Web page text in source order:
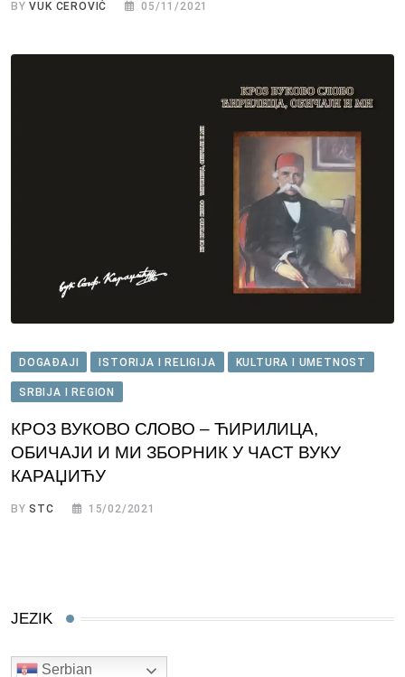
BYVUK CEROVIĆ 05/11/2021
DOGAĐAJI ISTORIJA I RELIGIJA KULTURA I UMETNOST
SRBIJA I REGION
КРОЗ ВУКОВО СЛОВО – ЋИРИЛИЦА,
ОБИЧАЈИ И МИ ЗБОРНИК У ЧАСТ ВУКУ
КАРАЏИЋУ
BYSTC 15/02/2021
JEZIK
Serbian